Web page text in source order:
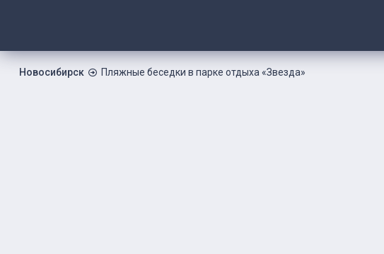
Новосибирск Пляжные беседки в парке отдыха «Звезда»